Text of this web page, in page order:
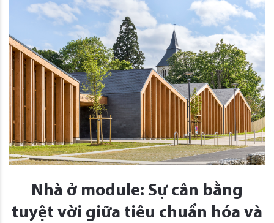
Nhà ở module: Sự cân bằng
tuyệt vời giữa tiêu chuẩn hóa và